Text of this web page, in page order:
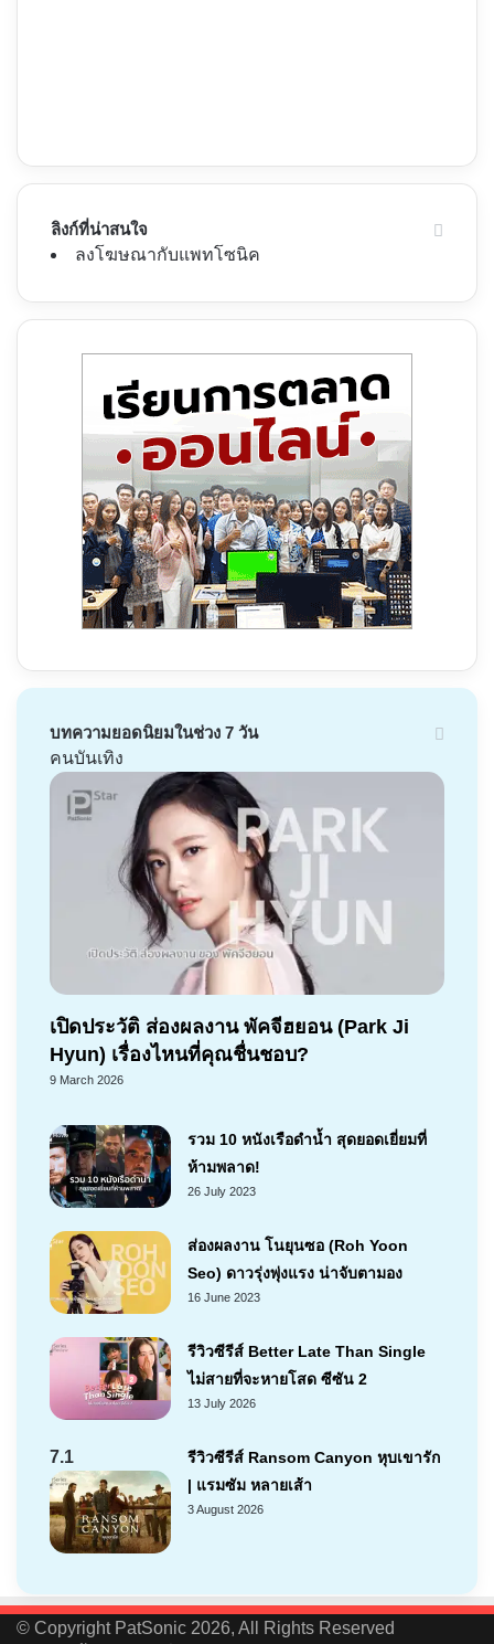
ลิงก์ที่น่าสนใจ
ลงโฆษณากับแพทโซนิค
บทความยอดนิยมในช่วง 7 วัน
คนบันเทิง
เปิดประวัติ ส่องผลงาน พัคจีฮยอน (Park Ji
Hyun) เรื่องไหนที่คุณชื่นชอบ?
9 March 2026
รวม 10 หนังเรือดำน้ำ สุดยอดเยี่ยมที่
ห้ามพลาด!
26 July 2023
ส่องผลงาน โนยุนซอ (Roh Yoon
Seo) ดาวรุ่งพุ่งแรง น่าจับตามอง
16 June 2023
รีวิวซีรีส์ Better Late Than Single
ไม่สายที่จะหายโสด ซีซัน 2
13 July 2026
7.1
รีวิวซีรีส์ Ransom Canyon หุบเขารัก
| แรมซัม หลายเส้า
3 August 2026
© Copyright PatSonic 2026, All Rights Reserved